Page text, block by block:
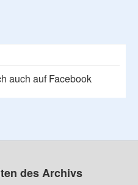
auch auf Facebook
des Archivs